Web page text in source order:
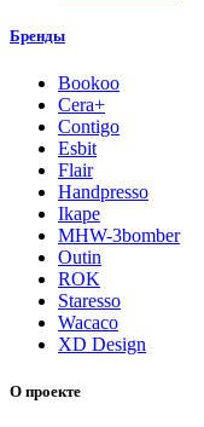
Бренды
Bookoo
Cera+
Contigo
Esbit
Flair
Handpresso
Ikape
MHW-3bomber
Outin
ROK
Staresso
Wacaco
XD Design
О проекте